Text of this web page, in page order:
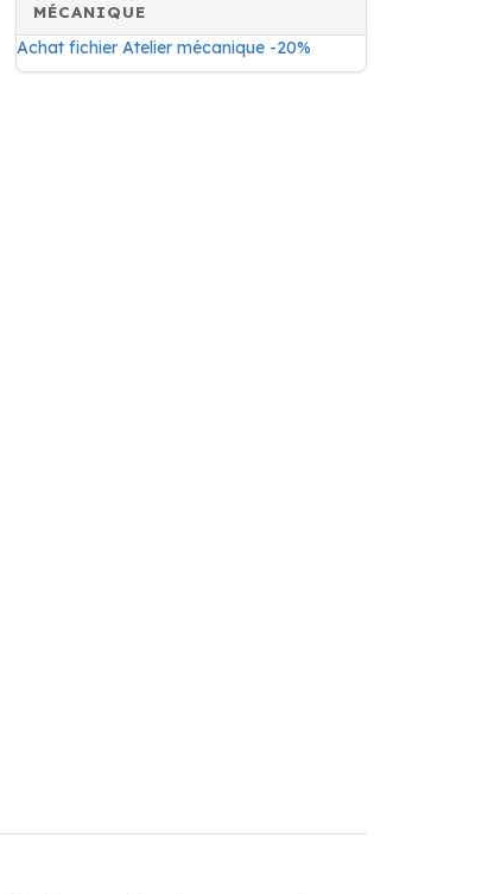
MÉCANIQUE
Achat fichier Atelier mécanique -20%